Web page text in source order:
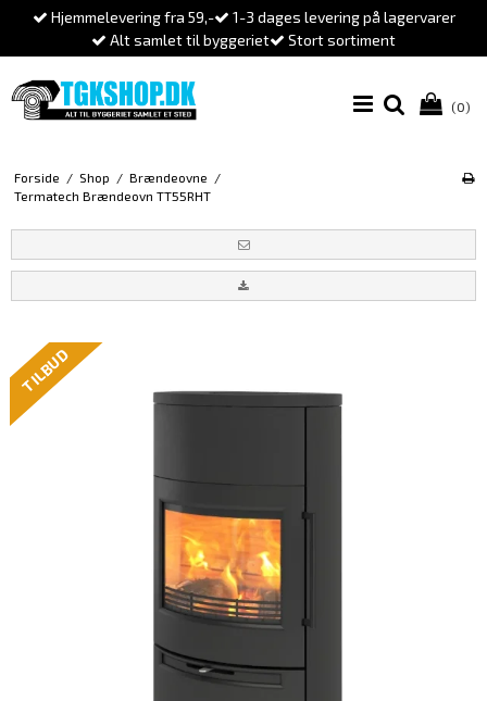
Hjemmelevering fra 59,-
1-3 dages levering på lagervarer
Alt samlet til byggeriet
Stort sortiment
(0)
Forside / Shop / Brændeovne /
Termatech Brændeovn TT55RHT
TILBUD